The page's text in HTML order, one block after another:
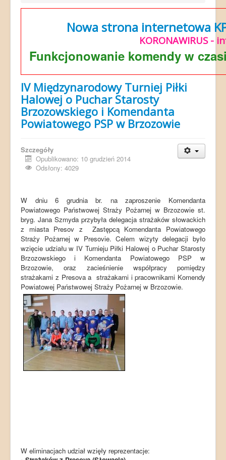
Nowa strona internetowa
KORONAWIRUS -
Funkcjonowanie komendy w
IV Międzynarodowy Turniej Piłki
Halowej o Puchar Starosty
Brzozowskiego i Komendanta
Powiatowego PSP w Brzozowie
Szczegóły
Opublikowano: 10 grudzień 2014
Odsłony: 4029
W dniu 6 grudnia br. na zaproszenie Komendanta
Powiatowego Państwowej Straży Pożarnej w Brzozowie st.
bryg. Jana Szmyda przybyła delegacja strażaków słowackich
z miasta Presov z Zastępcą Komendanta Powiatowego
Straży Pożarnej w Presovie. Celem wizyty delegacji było
wzięcie udziału w IV Turnieju Piłki Halowej o Puchar Starosty
Brzozowskiego i Komendanta Powiatowego PSP w
Brzozowie, oraz zacieśnienie współpracy pomiędzy
strażakami z Presova a strażakami i pracownikami Komendy
Powiatowej Państwowej Straży Pożarnej w Brzozowie.
W eliminacjach udział wzięły reprezentacje: